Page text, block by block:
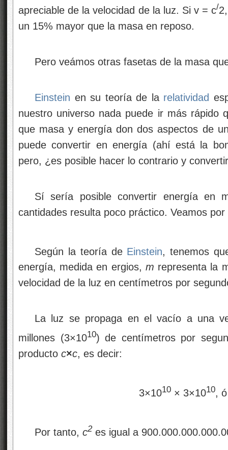
apreciable de la velocidad de la luz. Si v = c/
un 15% mayor que la masa en reposo.
Pero veámos otras fasetas de la masa
Einstein en su teoría de la relatividad
nuestro universo nada puede ir más rápido
que masa y energía don dos aspectos de
puede convertir en energía (ahí está la
pero, ¿es posible hacer lo contrario y
Sí sería posible convertir energía en
cantidades resulta poco práctico. Veamos por
Según la teoría de Einstein, tenemos
energía, medida en ergios, m representa la
velocidad de la luz en centímetros por
La luz se propaga en el vacío a una
millones (3×1010) de centímetros por
producto c×c, es decir:
3×1010× 3×1010,
Por tanto, c2 es igual a